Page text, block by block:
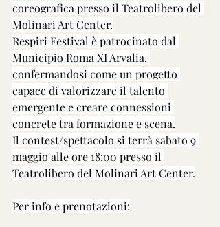
coreografica presso il Teatrolibero del
Molinari Art Center.
Respiri Festival è patrocinato dal
Municipio Roma XI Arvalia,
confermandosi come un progetto
capace di valorizzare il talento
emergente e creare connessioni
concrete tra formazione e scena.
Il contest/spettacolo si terrà sabato 9
maggio alle ore 18:00 presso il
Teatrolibero del Molinari Art Center.
Per info e prenotazioni: